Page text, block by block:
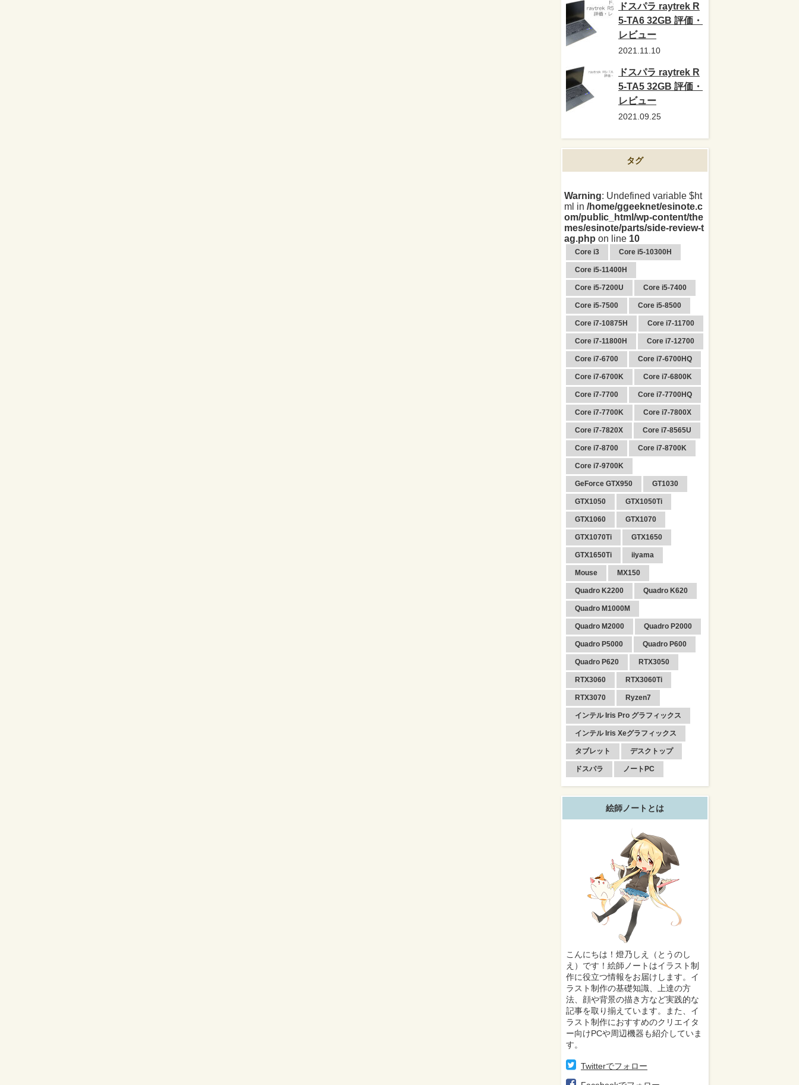
ドスパラ raytrek R
5-TA6 32GB 評価・
レビュー
2021.11.10
ドスパラ raytrek R
5-TA5 32GB 評価・
レビュー
2021.09.25
タグ
Warning: Undefined variable $ht
ml in/home/ggeeknet/esinote.c
om/public_html/wp-content/the
mes/esinote/parts/side-review-t
ag.php on line 10
Core i3 Core i5-10300H
Core i5-11400H
Core i5-7200U Core i5-7400
Core i5-7500 Core i5-8500
Core i7-10875H Core i7-11700
Core i7-11800H Core i7-12700
Core i7-6700 Core i7-6700HQ
Core i7-6700K Core i7-6800K
Core i7-7700 Core i7-7700HQ
Core i7-7700K Core i7-7800X
Core i7-7820X Core i7-8565U
Core i7-8700 Core i7-8700K
Core i7-9700K
GeForce GTX950 GT1030
GTX1050 GTX1050Ti
GTX1060 GTX1070
GTX1070Ti GTX1650
GTX1650Ti iiyama
Mouse MX150
Quadro K2200 Quadro K620
Quadro M1000M
Quadro M2000 Quadro P2000
Quadro P5000 Quadro P600
Quadro P620 RTX3050
RTX3060 RTX3060Ti
RTX3070 Ryzen7
インテル Iris Pro グラフィックス
インテル Iris Xeグラフィックス
タブレット デスクトップ
ドスパラ ノートPC
絵師ノートとは
こんにちは！燈乃しえ（とうのし
え）です！絵師ノートはイラスト制
作に役立つ情報をお届けします。イ
ラスト制作の基礎知識、上達の方
法、顔や背景の描き方など実践的な
記事を取り揃えています。また、イ
ラスト制作におすすめのクリエイタ
ー向けPCや周辺機器も紹介していま
す。
Twitterでフォロー